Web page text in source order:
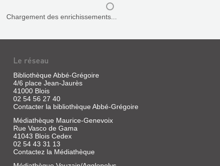
1840,
LOIRE
Poirier,
Jacques
A.
Michel,
1985
(Un
Lieu,
des
hommes,
une
LA
MARINE
DE
LOIRE
Livre
|
Chaussard,
Paul
|
Horvath,
Chargement des enrichissements...
Le réseau
Bibliothèque Abbé-Grégoire
4/6 place Jean-Jaurès
41000 Blois
02 54 56 27 40
Contacter la bibliothèque Abbé-Grégoire
Médiathèque Maurice-Genevoix
Rue Vasco de Gama
41043 Blois Cedex
02 54 43 31 13
Contactez la Médiathèque